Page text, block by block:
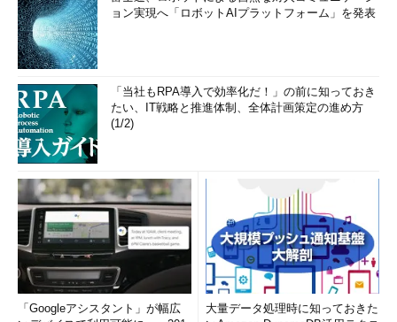
ョン実現へ「ロボットAIプラットフォーム」を発表
「当社もRPA導入で効率化だ！」の前に知っておき
たい、IT戦略と推進体制、全体計画策定の進め方
(1/2)
「Googleアシスタント」が幅広
大量データ処理時に知っておきた